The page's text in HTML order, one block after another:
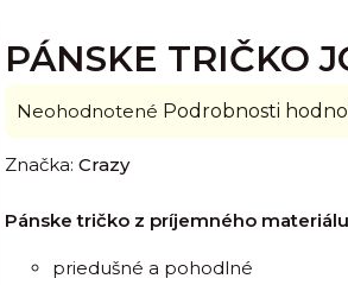
PÁNSKE TRIČKO
Priemerné
produktu
0,0
Neohodnotené Podrobnosti
Značka:Crazy
Pánske tričko z príjemného
priedušné a pohodlné